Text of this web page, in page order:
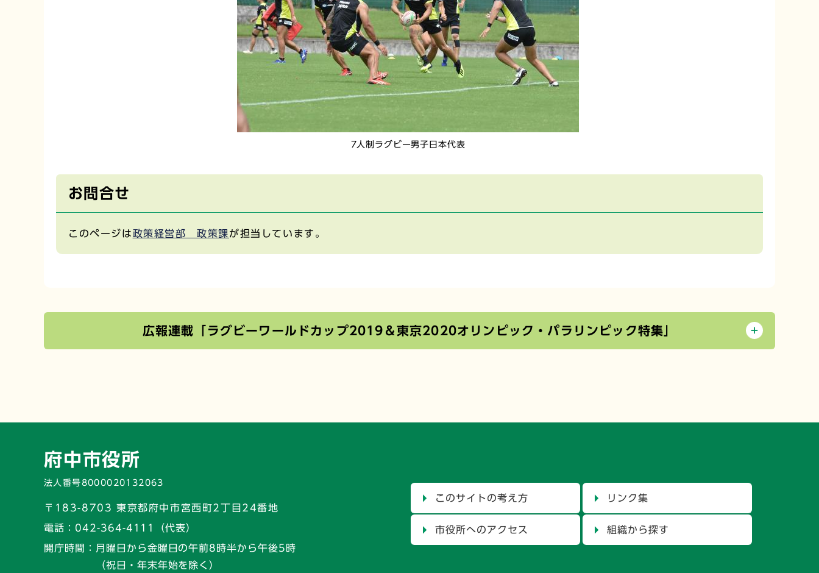
7人制ラグビー男子日本代表
お問合せ
このページは政策経営部 政策課が担当しています。
広報連載「ラグビーワールドカップ2019＆東京2020オリンピック・パラリンピック特集」
府中市役所
法人番号8000020132063
〒183-8703 東京都府中市宮西町2丁目24番地
電話： 042-364-4111（代表）
開庁時間：
月曜日から金曜日の午前8時半から午後5時
（祝日・年末年始を除く）
このサイトの考え方 リンク集
市役所へのアクセス 組織から探す